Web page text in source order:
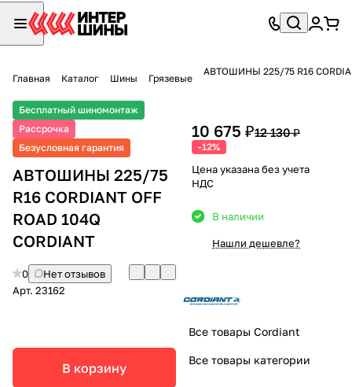
Главная Каталог Шины Грязевые
АВТОШИНЫ 225/75 R16
Бесплатный шиномонтаж
Рассрочка
Безусловная гарантия
АВТОШИНЫ 225/75
R16 CORDIANT OFF
ROAD 104Q
CORDIANT
0
Нет отзывов
Арт. 23162
В корзину
10 675 ₽12 130 ₽
-12%
Цена указана без учета
НДС
В наличии
Нашли дешевле?
Все товары Cordiant
Все товары категории